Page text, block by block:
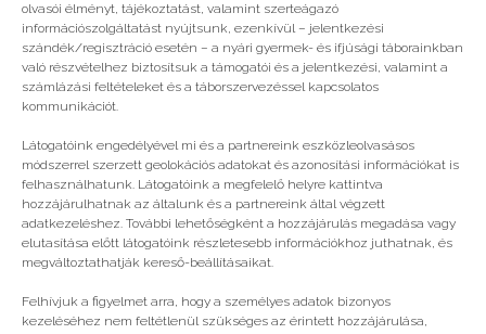
olvasói élményt, tájékoztatást, valamint szerteágazó
információszolgáltatást nyújtsunk, ezenkívül – jelentkezési
szándék/regisztráció esetén – a nyári gyermek- és ifjúsági táborainkban
való részvételhez biztosítsuk a támogatói és a jelentkezési, valamint a
számlázási feltételeket és a táborszervezéssel kapcsolatos
kommunikációt.
Látogatóink engedélyével mi és a partnereink eszközleolvasásos
módszerrel szerzett geolokációs adatokat és azonosítási információkat is
felhasználhatunk. Látogatóink a megfelelő helyre kattintva
hozzájárulhatnak az általunk és a partnereink által végzett
adatkezeléshez. További lehetőségként a hozzájárulás megadása vagy
elutasítása előtt látogatóink részletesebb információkhoz juthatnak, és
megváltoztathatják kereső-beállításaikat.
Felhívjuk a figyelmet arra, hogy a személyes adatok bizonyos
kezeléséhez nem feltétlenül szükséges az érintett hozzájárulása,
Irány Kecskemét!